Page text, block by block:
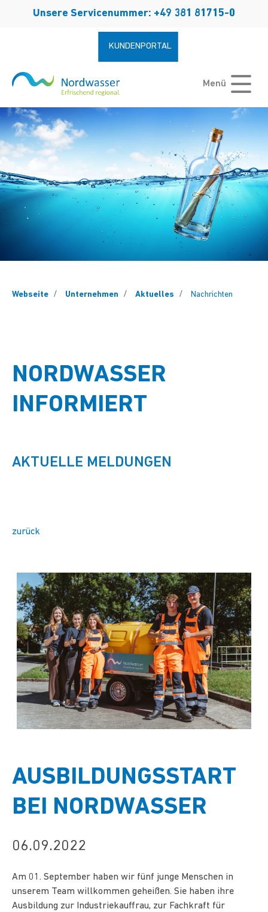
Unsere Servicenummer: +49 381 81715-0
KUNDENPORTAL
Menü
Webseite Unternehmen Aktuelles Nachrichten
NORDWASSER
INFORMIERT
AKTUELLE MELDUNGEN
zurück
AUSBILDUNGSSTART
BEI NORDWASSER
06.09.2022
Am 01. September haben wir fünf junge Menschen in
unserem Team willkommen geheißen. Sie haben ihre
Ausbildung zur Industriekauffrau, zur Fachkraft für